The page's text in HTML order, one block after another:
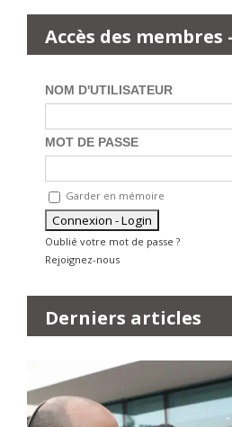
Accès des membres
NOM D'UTILISATEUR
MOT DE PASSE
Garder en mémoire
Oublié votre mot de passe ?
Rejoignez-nous
Derniers articles